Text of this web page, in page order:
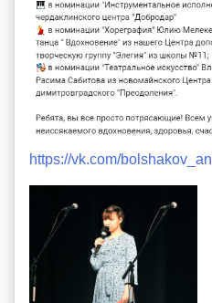
https://vk.com/bolshakov_an